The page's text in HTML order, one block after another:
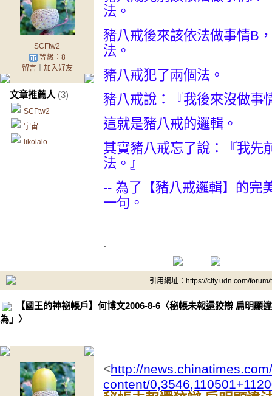
SCFtw2
等級：8
留言｜ 加入好友
文章推薦人 (3)
SCFtw2
宇宙
likolalo
法。
豬八戒後來該依法做事情B
法。
豬八戒犯了兩個法。
豬八戒說：『我後來沒做事
這就是豬八戒的邏輯。
其實豬八戒忘了說：『我先
法。』
-- 為了【豬八戒邏輯】的完
一句。
.
引用網址：https://city.udn.com/
【國王的神祕帳戶】何博文2006-8-6〈秘帳未報還狡辯 扁明顯
為」〉
<http://
content/